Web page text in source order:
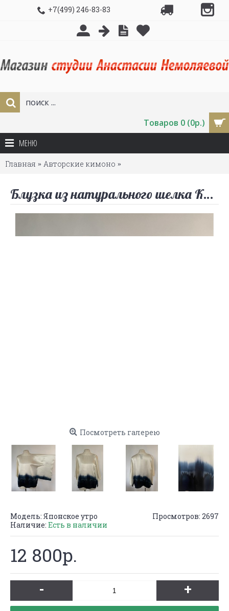
+7(499) 246-83-83
Товаров 0 (0р.)
МЕНЮ
Главная Авторские кимоно
Блузка из натурального шелка Кимоно Японское утро Naomi Design
Посмотреть галерею
Просмотров: 2697
Модель: Японское утро
Наличие: Есть в наличии
12 800р.
- +